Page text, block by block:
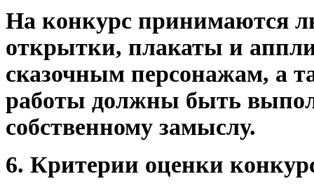
На конкурс принимаются
открытки, плакаты и
сказочным персонажам, а
работы должны быть
собственному замыслу.
6. Критерии оценки